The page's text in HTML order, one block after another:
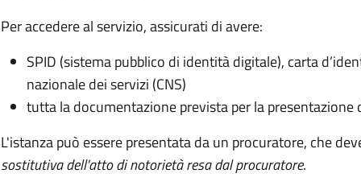
Per accedere al servizio, assicurati di avere:
SPID (sistema pubblico di identità digitale), carta
nazionale dei servizi (CNS)
tutta la documentazione prevista per la presentazione
L'istanza può essere presentata da un procuratore, che
sostitutiva dell'atto di notorietà resa dal procuratore.